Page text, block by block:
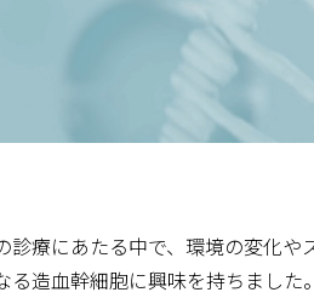
療にあたる中で、環境の変化や
造血幹細胞に興味を持ちました